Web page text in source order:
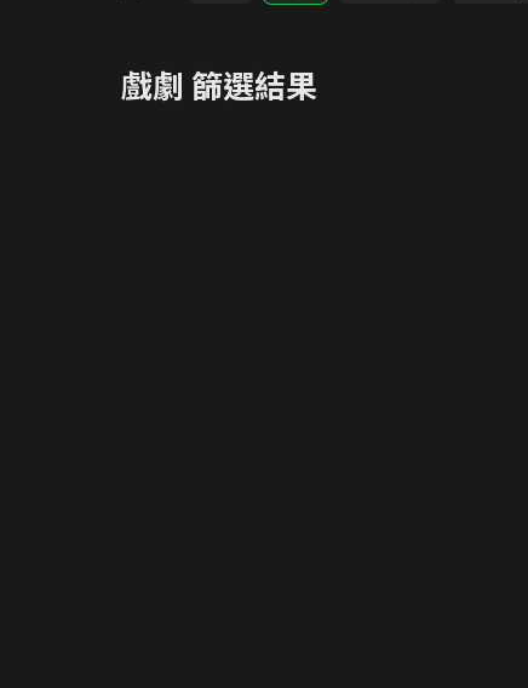
戲劇 篩選結果